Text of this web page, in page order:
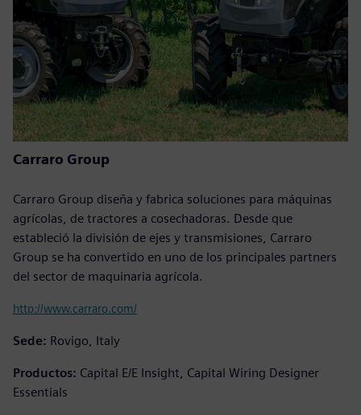
Carraro Group
Carraro Group diseña y fabrica soluciones para máquinas
agrícolas, de tractores a cosechadoras. Desde que
estableció la división de ejes y transmisiones, Carraro
Group se ha convertido en uno de los principales partners
del sector de maquinaria agrícola.
http://www.carraro.com/
Sede: Rovigo, Italy
Productos: Capital E/E Insight, Capital Wiring Designer
Essentials